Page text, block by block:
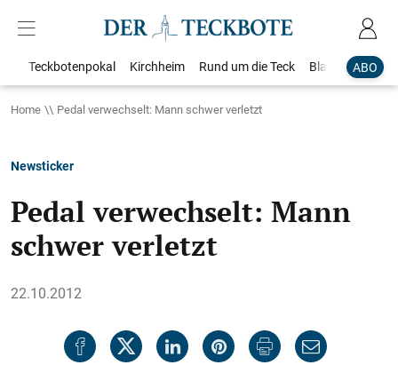
ABO
Teckbotenpokal Kirchheim Rund um die Teck Blaulicht
Home Pedal verwechselt: Mann schwer verletzt
Newsticker
Pedal verwechselt: Mann
schwer verletzt
22.10.2012